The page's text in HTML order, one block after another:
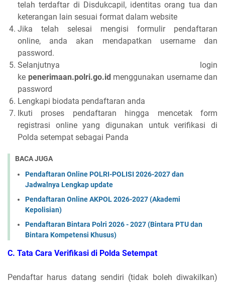
telah terdaftar di Disdukcapil, identitas orang tua dan
keterangan lain sesuai format dalam website
Jika telah selesai mengisi formulir pendaftaran
online, anda akan mendapatkan username dan
password.
Selanjutnya login
ke penerimaan.polri.go.id menggunakan username dan
password
Lengkapi biodata pendaftaran anda
Ikuti proses pendaftaran hingga mencetak form
registrasi online yang digunakan untuk verifikasi di
Polda setempat sebagai Panda
BACA JUGA
Pendaftaran Online POLRI-POLISI 2026-2027 dan
Jadwalnya Lengkap update
Pendaftaran Online AKPOL 2026-2027 (Akademi
Kepolisian)
Pendaftaran Bintara Polri 2026 - 2027 (Bintara PTU dan
Bintara Kompetensi Khusus)
C. Tata Cara Verifikasi di Polda Setempat
Pendaftar harus datang sendiri (tidak boleh diwakilkan)